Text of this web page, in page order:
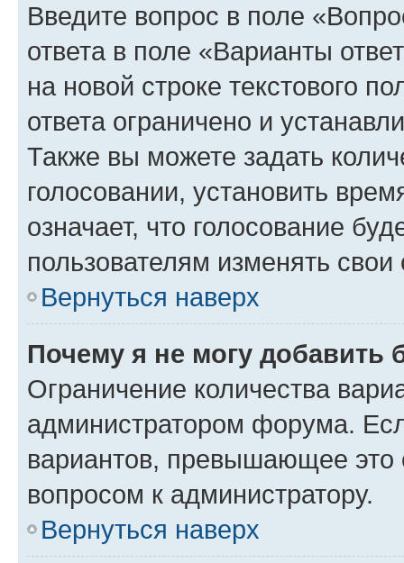
Введите вопрос в поле
ответа в поле «Варианты
на новой строке текстового
ответа ограничено и
Также вы можете задать
голосовании, установить
означает, что голосование
пользователям изменять свои
Вернуться наверх
Почему я не могу добавить
Ограничение количества
администратором форума.
вариантов, превышающее это
вопросом к администратору.
Вернуться наверх